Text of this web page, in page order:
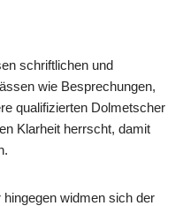
schriftlichen und
wie Besprechungen,
qualifizierten Dolmetscher
Klarheit herrscht, damit
widmen sich der